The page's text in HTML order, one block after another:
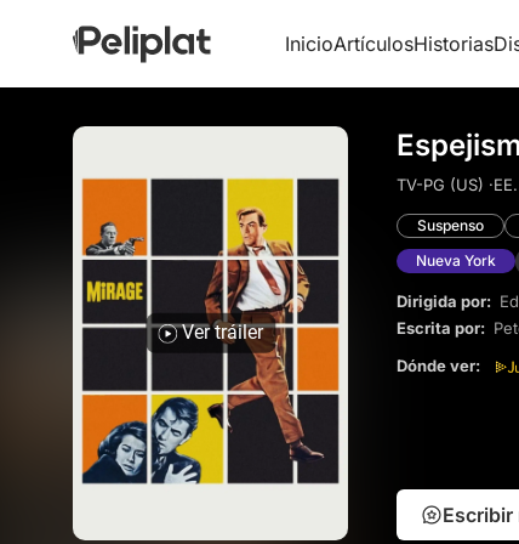
InicioArtículosHistorias
Ver tráiler
TV-PG (US) ·
Suspenso
Nueva York
Dirigida por:
Escrita por:
Dónde ver:
Escribir